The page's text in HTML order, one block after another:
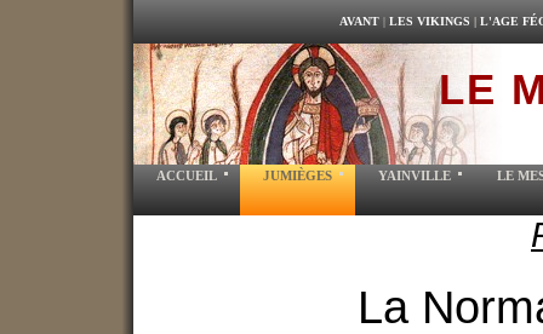
AVANT | LES VIKINGS | L'AGE
LE
ACCUEIL JUMIÈGES YAINVILLE LE
La